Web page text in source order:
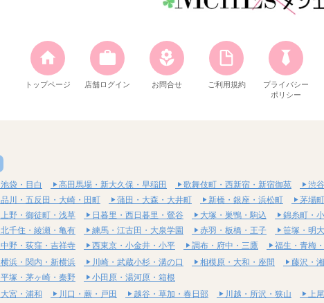
トップページ 店舗ログイン お問合せ ご利用規約
プライバシー
ポリシー
池袋・目白 高田馬場・新大久保・早稲田 歌舞伎町・西新宿・新宿御苑 渋
品川・五反田・大崎・田町
蒲田・大森・大井町 新橋・銀座・浜松町 茅場
上野・御徒町・浅草
日暮里・西日暮里・鶯谷 大塚・巣鴨・駒込 錦糸町・
北千住・綾瀬・亀有
練馬・江古田・大泉学園 赤羽・板橋・王子 笹塚・明
中野・荻窪・吉祥寺
西東京・小金井・小平 調布・府中・三鷹 福生・青梅
横浜・関内・新横浜 川崎・武蔵小杉・溝の口 相模原・大和・座間 藤沢・
平塚・茅ヶ崎・秦野
小田原・湯河原・箱根
大宮・浦和 川口・蕨・戸田 越谷・草加・春日部 川越・所沢・狭山 上